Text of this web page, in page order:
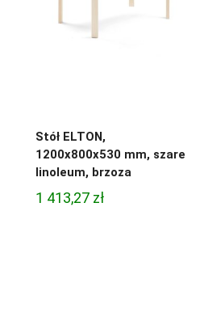
Stół ELTON,
1200x800x530 mm, szare
linoleum, brzoza
1 413,27 zł